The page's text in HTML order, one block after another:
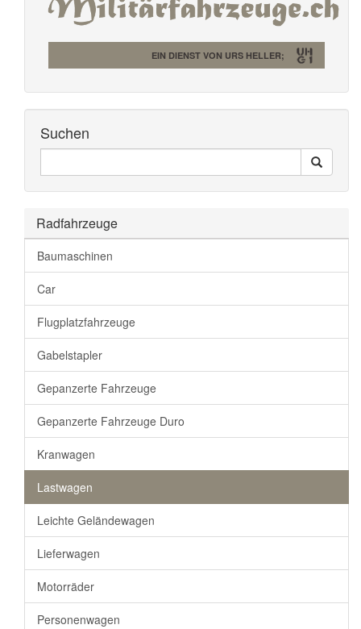
EIN DIENST VON URS HELLER;
Suchen
Durchsuchen
Search
Radfahrzeuge
Baumaschinen
Car
Flugplatzfahrzeuge
Gabelstapler
Gepanzerte Fahrzeuge
Gepanzerte Fahrzeuge Duro
Kranwagen
Lastwagen
Leichte Geländewagen
Lieferwagen
Motorräder
Personenwagen